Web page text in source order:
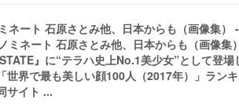
ート 石原さとみ他、日本からも（画像集）
ミネート 石原さとみ他、日本からも（画像集
』に“テラハ史上No.1美少女”として登
界で最も美しい顔100人（2017年）」ラン
サイト ...